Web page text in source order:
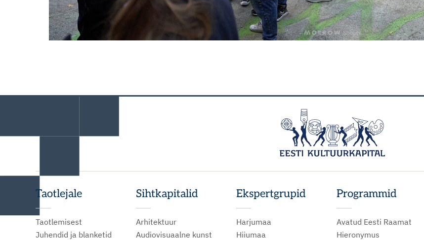
Taotlejale
Taotlemisest
Juhendid ja blanketid
Sihtkapitalid
Arhitektuur
Audiovisuaalne kunst
Ekspertgrupid
Harjumaa
Hiiumaa
Programmid
Avatud Eesti Raamat
Hieronymus